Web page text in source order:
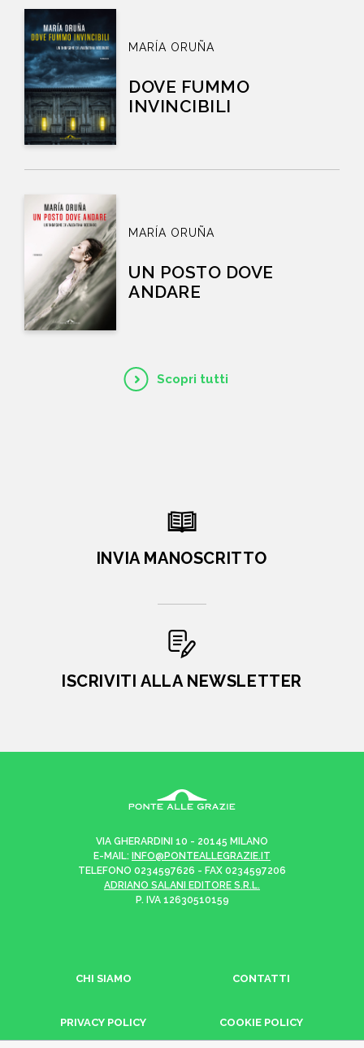
Scopri tutti
MARÍA ORUÑA
DOVE FUMMO
INVINCIBILI
MARÍA ORUÑA
UN POSTO DOVE
ANDARE
INVIA MANOSCRITTO
ISCRIVITI ALLA NEWSLETTER
VIA GHERARDINI 10 - 20145 MILANO
E-MAIL:
INFO@PONTEALLEGRAZIE.IT
TELEFONO 0234597626 - FAX 0234597206
ADRIANO SALANI EDITORE S.R.L.
P. IVA 12630510159
CHI SIAMO CONTATTI
PRIVACY POLICY COOKIE POLICY